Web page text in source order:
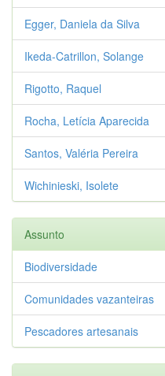
Egger, Daniela da Silva
Ikeda-Catrillon, Solange
Rigotto, Raquel
Rocha, Letícia Aparecida
Santos, Valéria Pereira
Wichinieski, Isolete
Assunto
Biodiversidade
Comunidades vazanteiras
Pescadores artesanais